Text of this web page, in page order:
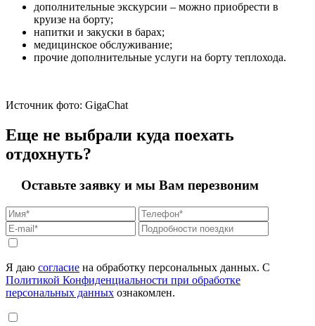
дополнительные экскурсии – можно приобрести в
круизе на борту;
напитки и закуски в барах;
медицинское обслуживание;
прочие дополнительные услуги на борту теплохода.
Источник фото: GigaChat
Еще не выбрали куда поехать
отдохнуть?
Оставьте заявку и мы Вам перезвоним
Я даю согласие на обработку персональных данных. С
Политикой Конфиденциальности при обработке
персональных данных ознакомлен.